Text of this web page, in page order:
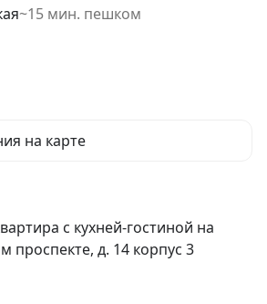
~15 мин. пешком
на карте
с кухней-гостиной на
д. 14 корпус 3